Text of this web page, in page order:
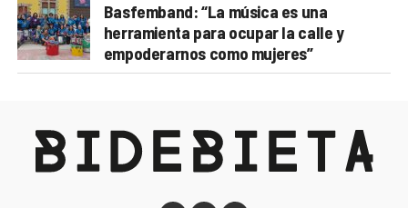
Basfemband: “La música es una
herramienta para ocupar la calle y
empoderarnos como mujeres”